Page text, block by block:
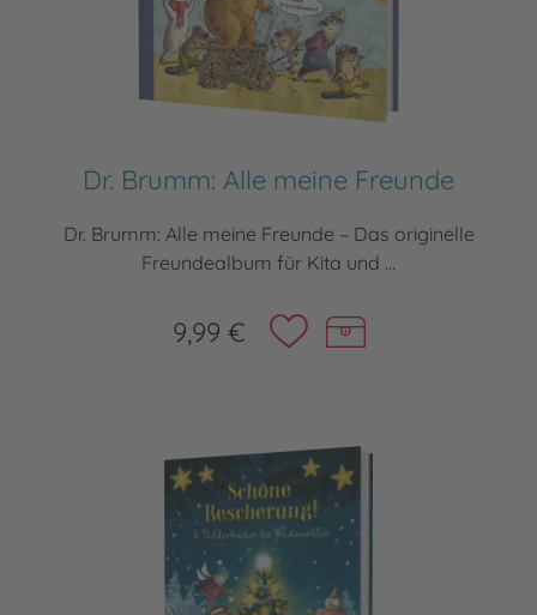
Dr. Brumm: Alle meine Freunde
Dr. Brumm: Alle meine Freunde – Das originelle
Freundealbum für Kita und ...
9,99 €